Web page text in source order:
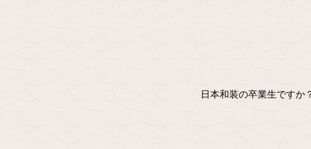
日本和装の卒業生ですか